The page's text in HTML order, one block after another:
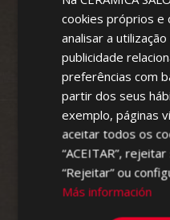
cookies próprios e
analisar a
publicidade
preferências com
partir dos seus
exemplo, páginas
aceitar todos os
“ACEITAR”,
“Rejeitar” ou
Más información